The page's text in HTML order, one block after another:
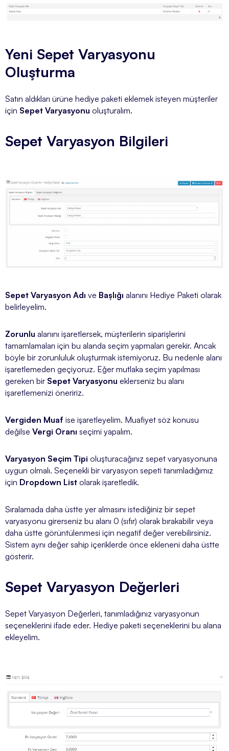
Yeni Sepet Varyasyonu
Oluşturma
Satın aldıkları ürüne hediye paketi eklemek isteyen müşteriler
için Sepet Varyasyonu oluşturalım.
Sepet Varyasyon Bilgileri
Sepet Varyasyon Adı ve Başlığı alanını Hediye Paketi olarak
belirleyelim.
Zorunlu alanını işaretlersek, müşterilerin siparişlerini
tamamlamaları için bu alanda seçim yapmaları gerekir. Ancak
böyle bir zorunluluk oluşturmak istemiyoruz. Bu nedenle alanı
işaretlemeden geçiyoruz. Eğer mutlaka seçim yapılması
gereken bir Sepet Varyasyonu eklerseniz bu alanı
işaretlemenizi öneririz.
Vergiden Muaf ise işaretleyelim. Muafiyet söz konusu
değilse Vergi Oranı seçimi yapalım.
Varyasyon Seçim Tipi oluşturacağınız sepet varyasyonuna
uygun olmalı. Seçenekli bir varyasyon sepeti tanımladığımız
için Dropdown List olarak işaretledik.
Sıralamada daha üstte yer almasını istediğiniz bir sepet
varyasyonu girerseniz bu alanı 0 (sıfır) olarak bırakabilir veya
daha üstte görüntülenmesi için negatif değer verebilirsiniz.
Sistem aynı değer sahip içeriklerde önce ekleneni daha üstte
gösterir.
Sepet Varyasyon Değerleri
Sepet Varyasyon Değerleri, tanımladığınız varyasyonun
seçeneklerini ifade eder. Hediye paketi seçeneklerini bu alana
ekleyelim.